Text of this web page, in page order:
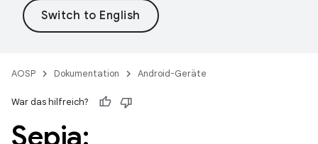
AOSP Dokumentation Android-Geräte
War das hilfreich?
Sepia: